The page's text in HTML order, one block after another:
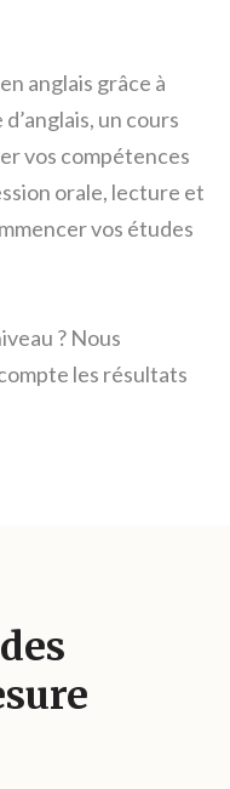
anglais grâce à
un cours
vos compétences
orale, lecture et
vos études
? Nous
les résultats